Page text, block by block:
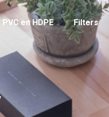
PVC en HDPE Filters